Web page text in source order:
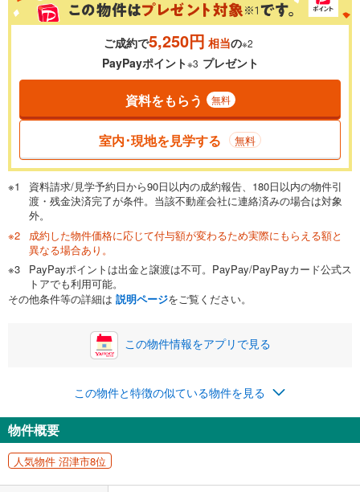
ご成約で5,250円 相当の※2
PayPayポイント※3 プレゼント
資料をもらう 無料
室内･現地を見学する 無料
資料請求/見学予約日から90日以内の成約報告、180日以内の物件引
渡・残金決済完了が条件。当該不動産会社に連絡済みの場合は対象
外。
成約した物件価格に応じて付与額が変わるため実際にもらえる額と
異なる場合あり。
PayPayポイントは出金と譲渡は不可。PayPay/PayPayカード公式ス
トアでも利用可能。
その他条件等の詳細は 説明ページをご覧ください。
この物件情報をアプリで見る
この物件と特徴の似ている物件を見る
物件概要
人気物件 沼津市8位